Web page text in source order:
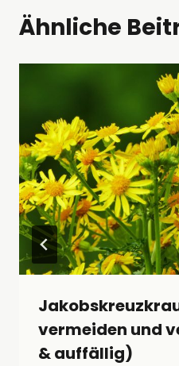
Ähnliche
vermeiden und
& auffällig)